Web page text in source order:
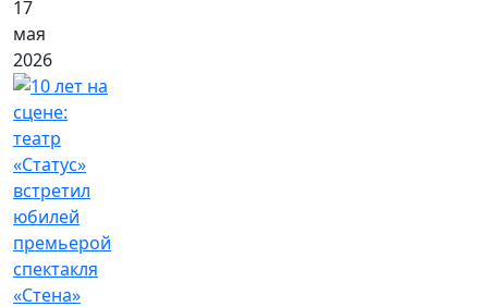
17
мая
2026